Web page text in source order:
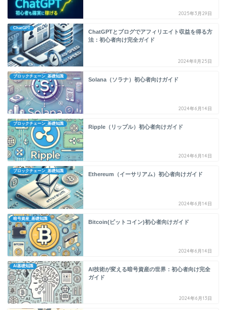
2025年3月29日
ChatGPT
ChatGPTとブログでアフィリエイト収益を得る方
法：初心者向け完全ガイド
2024年8月25日
ブロックチェーン_基礎知識
Solana（ソラナ）初心者向けガイド
2024年6月14日
ブロックチェーン_基礎知識
Ripple（リップル）初心者向けガイド
2024年6月14日
ブロックチェーン_基礎知識
Ethereum（イーサリアム）初心者向けガイド
2024年6月14日
暗号資産_基礎知識
Bitcoin(ビットコイン)初心者向けガイド
2024年6月14日
AI基礎知識
AI技術が変える暗号資産の世界：初心者向け完全
ガイド
2024年6月13日